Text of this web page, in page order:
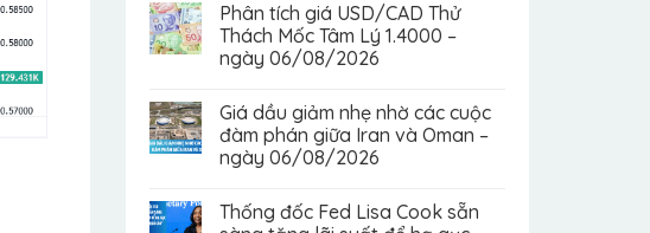
Phân tích giá USD/CAD Thử
Thách Mốc Tâm Lý 1.4000 –
ngày 06/08/2026
Giá dầu giảm nhẹ nhờ các cuộc
đàm phán giữa Iran và Oman –
ngày 06/08/2026
Thống đốc Fed Lisa Cook sẵn